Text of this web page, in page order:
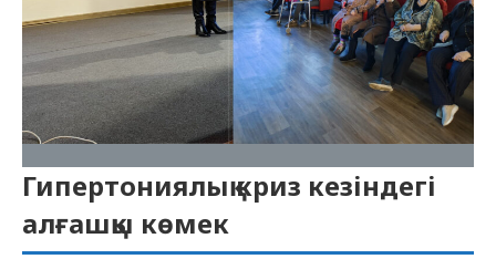
Гипертониялық криз кезіндегі
алғашқы көмек